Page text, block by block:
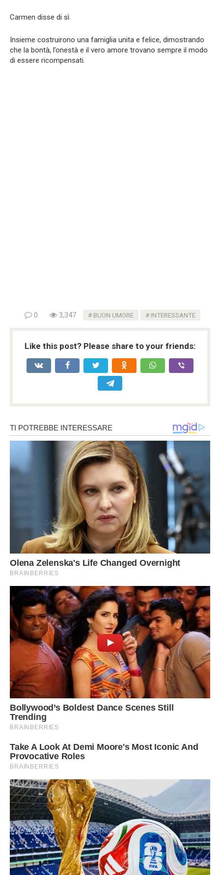
Carmen disse di sì.
Insieme costruirono una famiglia unita e felice, dimostrando
che la bontà, l’onestà e il vero amore trovano sempre il modo
di essere ricompensati.
0 3,347 BUON UMORE INTERESSANTE
Like this post? Please share to your friends: